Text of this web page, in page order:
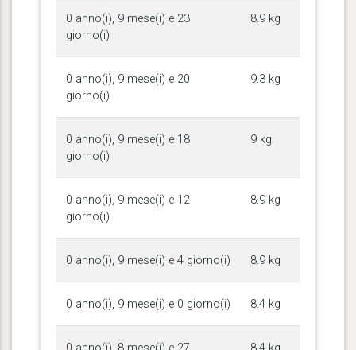
0 anno(i), 9 mese(i) e 23
giorno(i)
8.9 kg
0 anno(i), 9 mese(i) e 20
giorno(i)
9.3 kg
0 anno(i), 9 mese(i) e 18
giorno(i)
9 kg
0 anno(i), 9 mese(i) e 12
giorno(i)
8.9 kg
0 anno(i), 9 mese(i) e 4 giorno(i) 8.9 kg
0 anno(i), 9 mese(i) e 0 giorno(i) 8.4 kg